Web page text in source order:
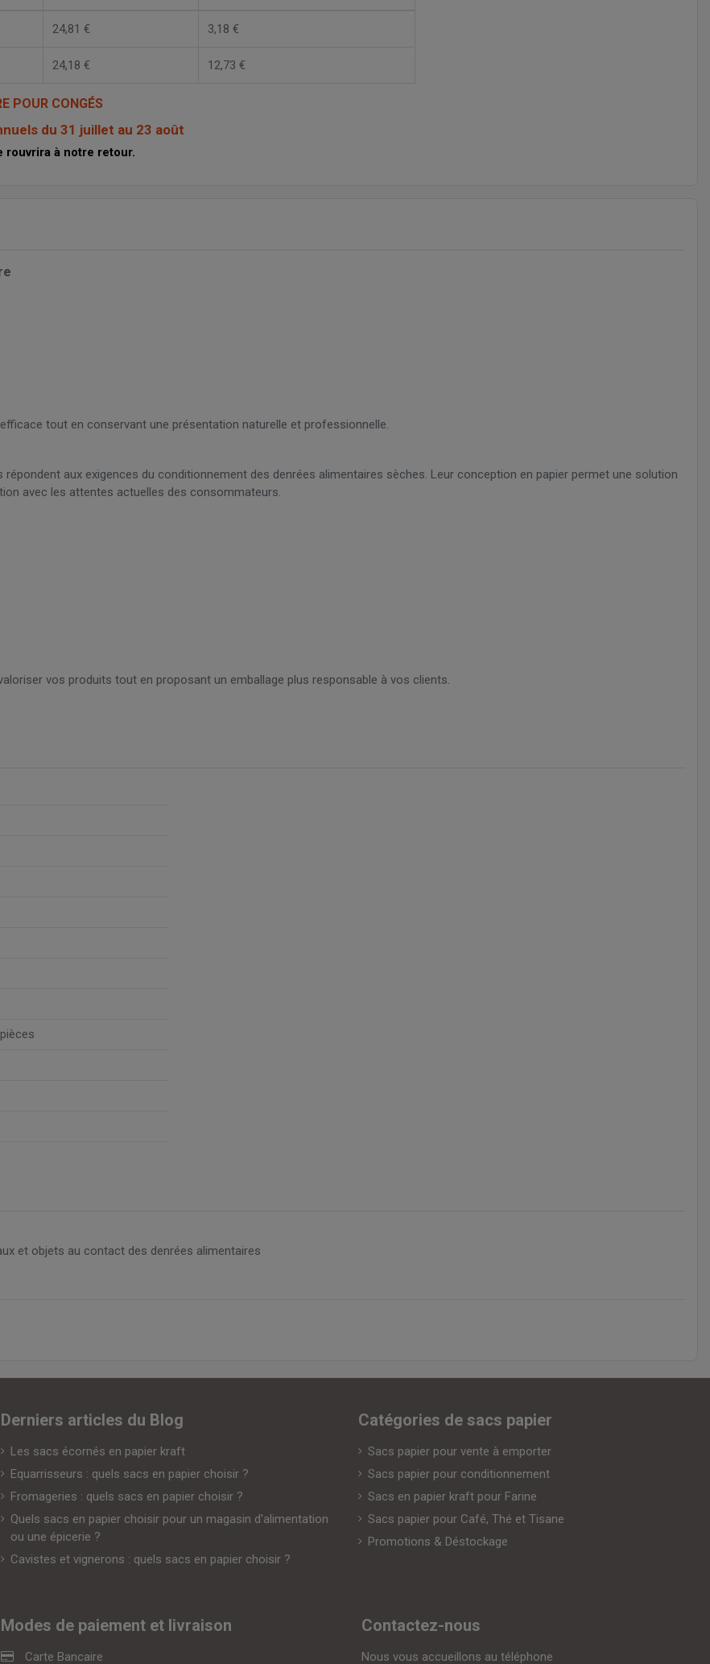
24,81 € 3,18 €
24,18 € 12,73 €
POUR CONGÉS
du 31 juillet au 23 août
rouvrira à notre retour.
tout en conservant une présentation naturelle et professionnelle.
aux exigences du conditionnement des denrées alimentaires sèches. Leur conception en papier permet une solution
avec les attentes actuelles des consommateurs.
vos produits tout en proposant un emballage plus responsable à vos clients.
et objets au contact des denrées alimentaires
Derniers articles du Blog
Les sacs écornés en papier kraft
Equarrisseurs : quels sacs en papier choisir ?
Fromageries : quels sacs en papier choisir ?
Quels sacs en papier choisir pour un magasin d'alimentation
ou une épicerie ?
Cavistes et vignerons : quels sacs en papier choisir ?
Catégories de sacs papier
Sacs papier pour vente à emporter
Sacs papier pour conditionnement
Sacs en papier kraft pour Farine
Sacs papier pour Café, Thé et Tisane
Promotions & Déstockage
Modes de paiement et livraison
Carte Bancaire
Contactez-nous
Nous vous accueillons au téléphone